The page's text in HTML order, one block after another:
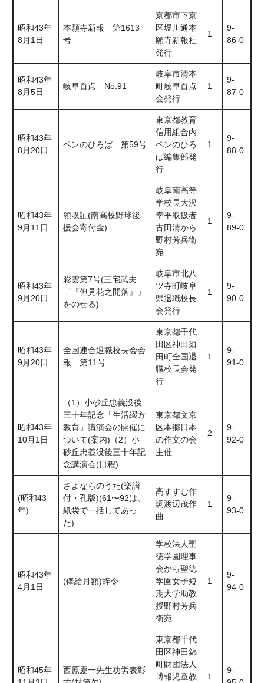
昭和43年
8月1日
本願寺新報 第1613
号
京都市下京
区堀川通本
願寺新報社
発行
1
9-
86-0
昭和43年
8月5日
岐阜百点 No.91
岐阜市清本
町岐阜百点
会発行
1
9-
87-0
昭和43年
8月20日
ペンのひろば 第59号
東京都教育
信用組合内
ペンのひろ
ば編集部発
行
1
9-
88-0
昭和43年
9月11日
領収証(南高校野球後
援会寄付金)
岐阜南高等
学校長大沢
幸平取扱者
古田清から
野村芳兵衛
宛
1
9-
89-0
昭和43年
9月20日
彩雲第7号(三宅武夫
「『但見花之開落』」
をのせる)
岐阜市北八
ツ寺町岐阜
県退職校長
会発行
1
9-
90-0
昭和43年
9月20日
全国連合退職校長会会
報 第11号
東京都千代
田区神田須
田町全国退
職校長会発
行
1
9-
91-0
昭和43年
10月1日
（1）小砂丘忠義没後
三十年記念「生活綴方
教育」講演会の開催に
ついて(案内)（2）小
砂丘忠義没後三十年記
念講演会(日程)
東京都文京
区本郷日本
の作文の会
主催
2
9-
92-0
(昭和43
年)
さよならのうた(楽譜
付・孔版)(61〜92は、
紙袋で一括してあっ
た)
高すすむ作
詞渡辺茂作
曲
1
9-
93-0
昭和43年
4月1日
(俸給月額)辞令
学校法人聖
徳学園理事
会から聖徳
学園女子短
期大学助教
授野村芳兵
衛宛
1
9-
94-0
昭和45年
西原慶一先生功労表彰
東京都千代
田区神田錦
町財団法人
博報児童教
1
9-